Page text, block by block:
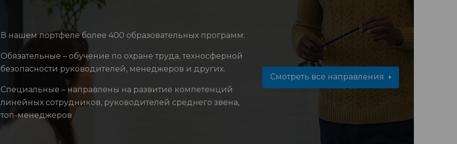
В нашем портфеле более 400 образовательных программ:
Обязательные – обучение по охране труда, техносферной
безопасности руководителей, менеджеров и других.
Специальные – направлены на развитие компетенций
линейных сотрудников, руководителей среднего звена,
топ-менеджеров
Смотреть все направления